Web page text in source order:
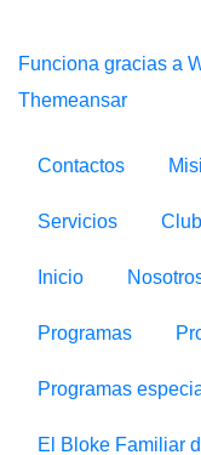
Funciona gracias a
Themeansar
Contactos
Servicios
Inicio
Programas
Programas
El Bloke Familiar